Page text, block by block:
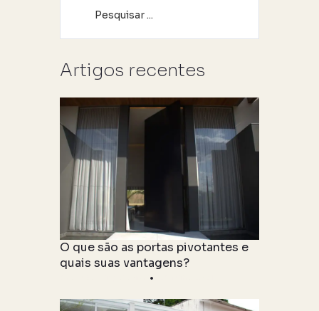
Artigos recentes
O que são as portas pivotantes e
quais suas vantagens?